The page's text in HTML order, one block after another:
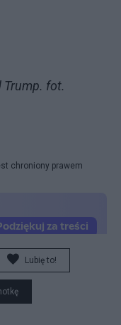
Trump. fot.
chroniony prawem
Lubię to!